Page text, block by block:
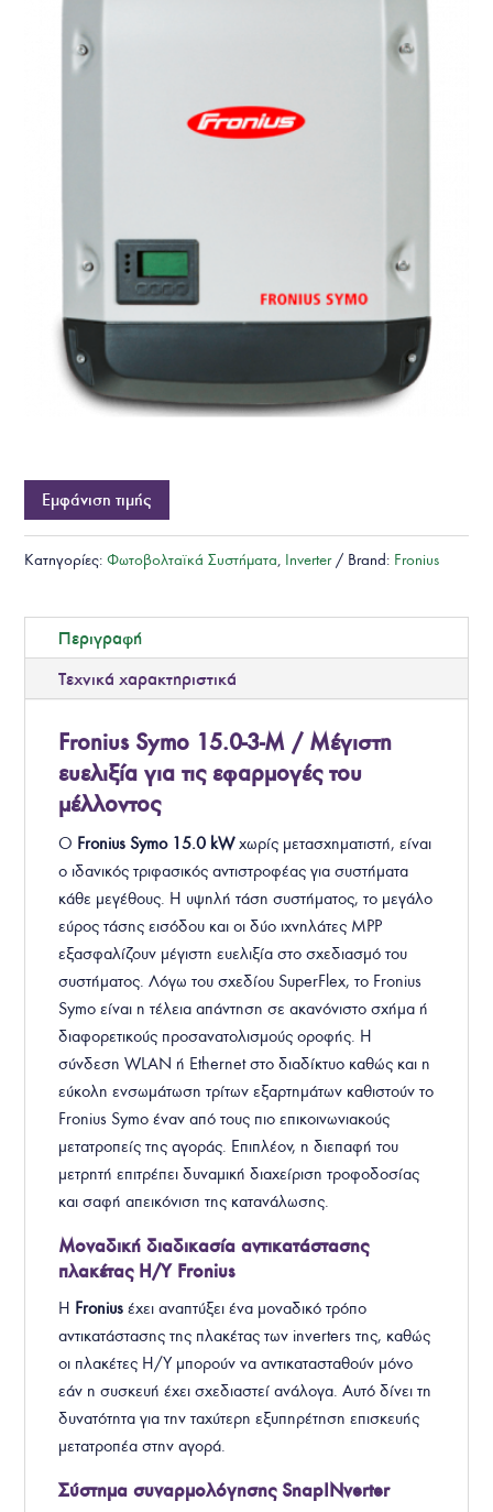
Εμφάνιση τιμής
Κατηγορίες:Φωτοβολταϊκά Συστήματα, Inverter Brand: Fronius
Περιγραφή
Τεχνικά χαρακτηριστικά
Fronius Symo 15.0-3-M / Μέγιστη
ευελιξία για τις εφαρμογές του
μέλλοντος
Ο Fronius Symo 15.0 kWχωρίς μετασχηματιστή, είναι
ο ιδανικός τριφασικός αντιστροφέας για συστήματα
κάθε μεγέθους. Η υψηλή τάση συστήματος, το μεγάλο
εύρος τάσης εισόδου και οι δύο ιχνηλάτες MPP
εξασφαλίζουν μέγιστη ευελιξία στο σχεδιασμό του
συστήματος. Λόγω του σχεδίου SuperFlex, το Fronius
Symo είναι η τέλεια απάντηση σε ακανόνιστο σχήμα ή
διαφορετικούς προσανατολισμούς οροφής. Η
σύνδεση WLAN ή Ethernet στο διαδίκτυο καθώς και η
εύκολη ενσωμάτωση τρίτων εξαρτημάτων καθιστούν το
Fronius Symo έναν από τους πιο επικοινωνιακούς
μετατροπείς της αγοράς. Επιπλέον, η διεπαφή του
μετρητή επιτρέπει δυναμική διαχείριση τροφοδοσίας
και σαφή απεικόνιση της κατανάλωσης.
Μοναδική διαδικασία αντικατάστασης
πλακέτας Η/Υ Fronius
Η Froniusέχει αναπτύξει ένα μοναδικό τρόπο
αντικατάστασης της πλακέτας των inverters της, καθώς
οι πλακέτες Η/Υ μπορούν να αντικατασταθούν μόνο
εάν η συσκευή έχει σχεδιαστεί ανάλογα. Αυτό δίνει τη
δυνατότητα για την ταχύτερη εξυπηρέτηση επισκευής
μετατροπέα στην αγορά.
Σύστημασυναρμολόγησης SnapINverter